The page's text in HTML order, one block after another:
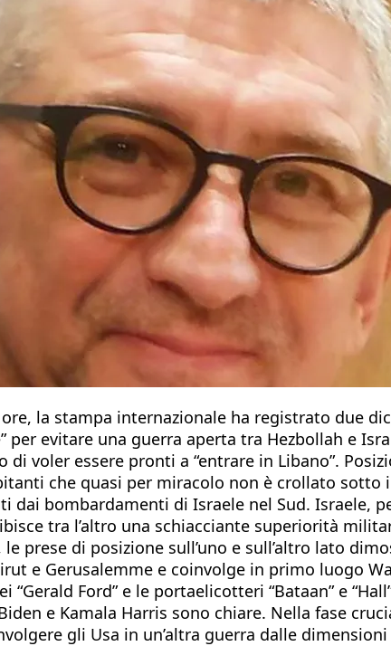
la stampa internazionale ha registrato due
per evitare una guerra aperta tra Hezbollah e
voler essere pronti a “entrare in Libano”.
che quasi per miracolo non è crollato
dai bombardamenti di Israele nel Sud. Israele,
tra l’altro una schiacciante superiorità
prese di posizione sull’uno e sull’altro lato
e Gerusalemme e coinvolge in primo luogo
Ford” e le portaelicotteri “Bataan” e
e Kamala Harris sono chiare. Nella fase
gli Usa in un’altra guerra dalle